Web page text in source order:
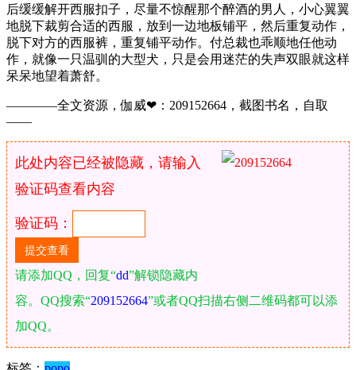
后缓缓解开西服扣子，尽量不惊醒那个醉酒的男人，小心翼翼
地脱下裁剪合适的西服，放到一边地板铺平，然后重复动作，
脱下对方的西服裤，重复铺平动作。付总裁也乖顺地任他动
作，就像一只温驯的大型犬，只是会用迷茫的失声双眼就这样
呆呆地望着萧舒。
————全文资源，伽威❤：209152664，截图书名，自取
——
此处内容已经被隐藏，请输入
验证码查看内容
验证码：
请添加QQ，回复“dd”解锁隐藏内
容。QQ搜索“209152664”或者QQ扫描右侧二维码都可以添
加QQ。